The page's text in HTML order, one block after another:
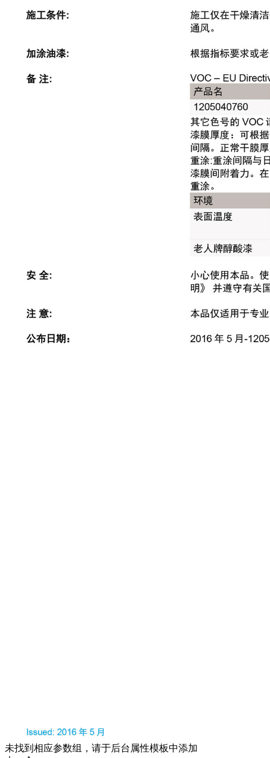
未找到相应参数组，请于后台属性模板中添加